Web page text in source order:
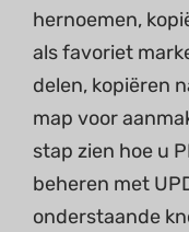
hernoemen,
als favoriet
delen, kopiëren
map voor
stap zien hoe u
beheren met
onderstaande